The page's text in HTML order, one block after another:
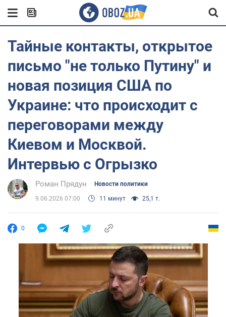
Тайные контакты, открытое
письмо "не только Путину" и
новая позиция США по
Украине: что происходит с
переговорами между
Киевом и Москвой.
Интервью с Огрызко
Роман Прядун Новости политики
9.06.2026 07:00 11 минут 25,1 т.
0